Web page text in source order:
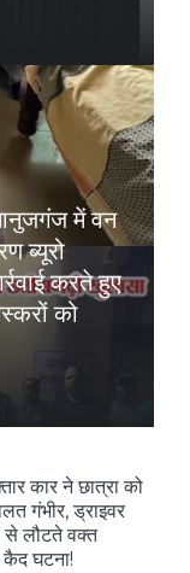
में वन
ब्यूरो
करते हुए
को
कार ने छात्रा को
गंभीर, ड्राइवर
से लौटते वक्त
कैद घटना!